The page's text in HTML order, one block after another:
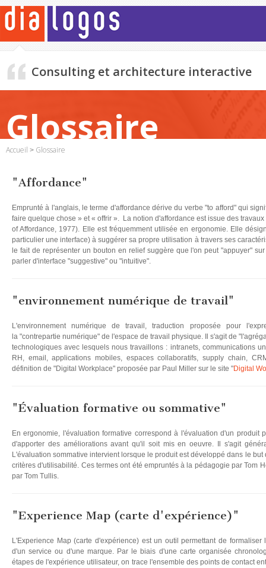
Consulting et architecture interactive
Glossaire
Accueil Glossaire
"Affordance"
Emprunté à l'anglais, le terme d'affordance dérive du verbe "to afford" qui
faire quelque chose » et « offrir ». La notion d'affordance est issue des
of Affordance, 1977). Elle est fréquemment utilisée en ergonomie. Elle
particulier une interface) à suggérer sa propre utilisation à travers ses
le fait de représenter un bouton en relief suggère que l'on peut "appuyer"
parler d'interface "suggestive" ou "intuitive".
"environnement numérique de travail"
L'environnement numérique de travail, traduction proposée pour
la "contrepartie numérique" de l'espace de travail physique. Il s'agit de
technologiques avec lesquels nous travaillons : intranets, communications
RH, email, applications mobiles, espaces collaboratifs, supply chain,
définition de "Digital Workplace" proposée par Paul Miller sur le site "Digital
"Évaluation formative ou sommative"
En ergonomie, l'évaluation formative correspond à l'évaluation d'un produit
d'apporter des améliorations avant qu'il soit mis en oeuvre. Il s'agit
L'évaluation sommative intervient lorsque le produit est développé dans le
critères d'utilisabilité. Ces termes ont été empruntés à la pédagogie par Tom
par Tom Tullis.
"Experience Map (carte d'expérience)"
L'Experience Map (carte d'expérience) est un outil permettant de
d'un service ou d'une marque. Par le biais d'une carte organisée
étapes de l'expérience utilisateur, on trace l'ensemble des points de contact